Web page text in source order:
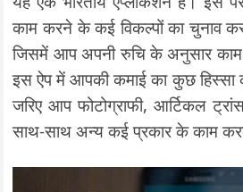
काम करने के कई विकल्पों का चुनाव
जिसमें आप अपनी रुचि के अनुसार
इस ऐप में आपकी कमाई का कुछ हिस्सा
जरिए आप फोटोग्राफी, आर्टिकल
साथ-साथ अन्य कई प्रकार के काम